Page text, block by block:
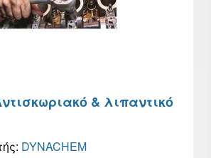
& λιπαντικό
DYNACHEM